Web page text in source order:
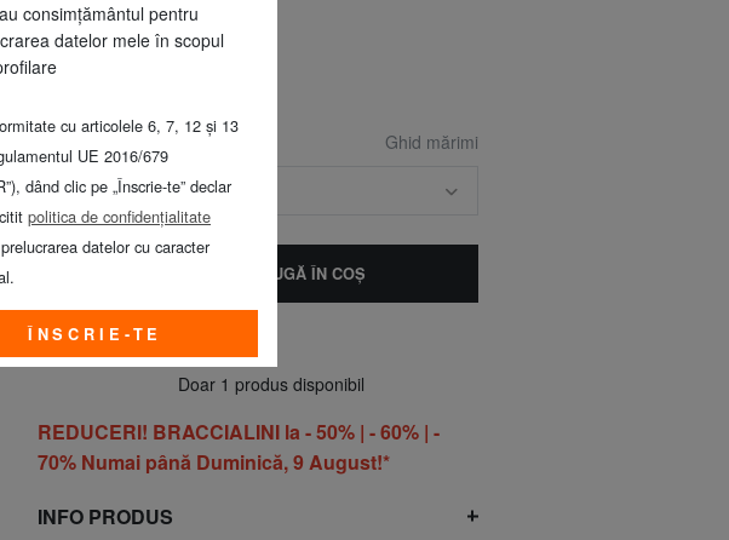
CULOARE: albastru marin
Ghid mărimi
ALEGEȚI MARIME
ADAUGĂ ÎN COŞ
Doar 1 produs disponibil
REDUCERI! BRACCIALINI la - 50% | - 60% | -
70% Numai până Duminică, 9 August!*
INFO PRODUS
consimțământul pentru
datelor mele în scopul
cu articolele 6, 7, 12 și 13
UE 2016/679
dând clic pe „Înscrie-te” declar
politica de confidențialitate
datelor cu caracter
ÎNSCRIE-TE